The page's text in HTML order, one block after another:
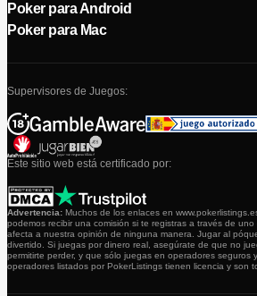
Poker para Android
Poker para Mac
Supervisores de Juegos:
Este sitio web está certificado por:
Advertencia: Muchos de los enlaces en
podemos recibir una comisión si te registras a través de
afecta a nuestra opinión de ninguna manera. Jugar al
divertido. Si juegas por dinero real, asegúrate de que no
permitirte perder, y que sólo juegas en operadores seguros
operadores listados por PokerListings tienen licencia y son